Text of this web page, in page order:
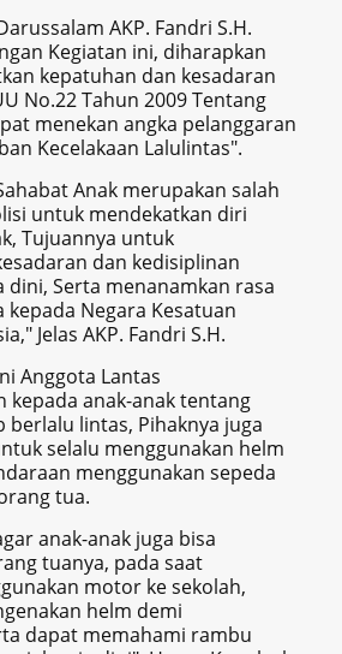
AKP. Fandri S.H.
Kegiatan ini, diharapkan
kepatuhan dan kesadaran
No.22 Tahun 2009 Tentang
menekan angka pelanggaran
Kecelakaan Lalulintas".
Anak merupakan salah
untuk mendekatkan diri
Tujuannya untuk
dan kedisiplinan
dini, Serta menanamkan rasa
kepada Negara Kesatuan
Jelas AKP. Fandri S.H.
Anggota Lantas
kepada anak-anak tentang
lintas, Pihaknya juga
selalu menggunakan helm
menggunakan sepeda
tua.
anak-anak juga bisa
tuanya, pada saat
motor ke sekolah,
helm demi
dapat memahami rambu